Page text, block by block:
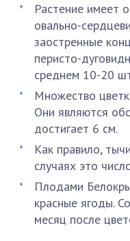
Растение имеет
овально-
заостренные
перисто-
среднем 10-20
Множество
Они являются
достигает 6 см.
Как правило,
случаях это
Плодами
красные ягоды.
месяц после